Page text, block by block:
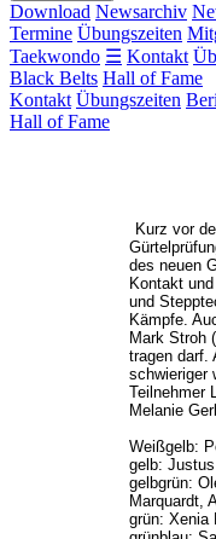
Download Newsarchiv
Termine Übungszeiten
Taekwondo ☰ Kontakt
Black Belts Hall of Fame
Kontakt Übungszeiten
Hall of Fame